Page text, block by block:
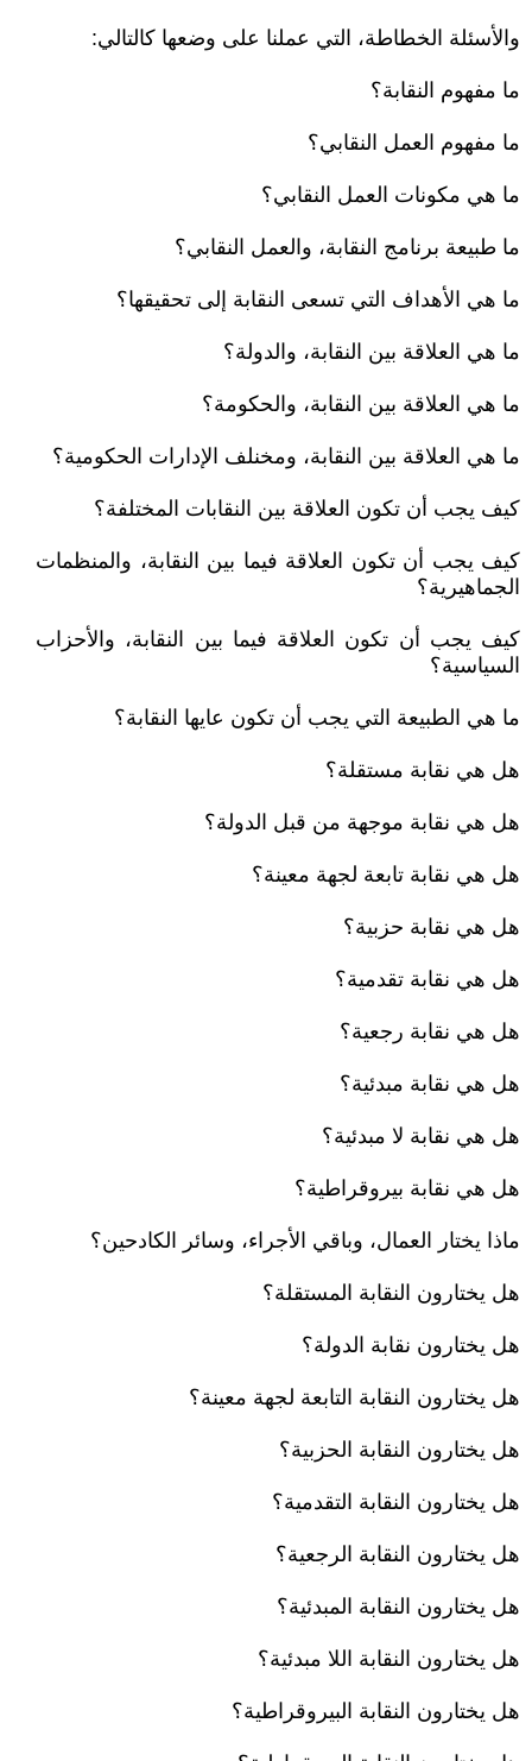
والأسئلة الخطاطة، التي عملنا على وضعها كالتالي:
ما مفهوم النقابة؟
ما مفهوم العمل النقابي؟
ما هي مكونات العمل النقابي؟
ما طبيعة برنامج النقابة، والعمل النقابي؟
ما هي الأهداف التي تسعى النقابة إلى تحقيقها؟
ما هي العلاقة بين النقابة، والدولة؟
ما هي العلاقة بين النقابة، والحكومة؟
ما هي العلاقة بين النقابة، ومخنلف الإدارات الحكومية؟
كيف يجب أن تكون العلاقة بين النقابات المختلفة؟
كيف يجب أن تكون العلاقة فيما بين النقابة، والمنظمات
الجماهيرية؟
كيف يجب أن تكون العلاقة فيما بين النقابة، والأحزاب
السياسية؟
ما هي الطبيعة التي يجب أن تكون عايها النقابة؟
هل هي نقابة مستقلة؟
هل هي نقابة موجهة من قبل الدولة؟
هل هي نقابة تابعة لجهة معينة؟
هل هي نقابة حزبية؟
هل هي نقابة تقدمية؟
هل هي نقابة رجعية؟
هل هي نقابة مبدئية؟
هل هي نقابة لا مبدئية؟
هل هي نقابة بيروقراطية؟
ماذا يختار العمال، وباقي الأجراء، وسائر الكادحين؟
هل يختارون النقابة المستقلة؟
هل يختارون نقابة الدولة؟
هل يختارون النقابة التابعة لجهة معينة؟
هل يختارون النقابة الحزبية؟
هل يختارون النقابة التقدمية؟
هل يختارون النقابة الرجعية؟
هل يختارون النقابة المبدئية؟
هل يختارون النقابة اللا مبدئية؟
هل يختارون النقابة البيروقراطية؟